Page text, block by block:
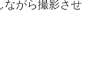
ながら撮影させ